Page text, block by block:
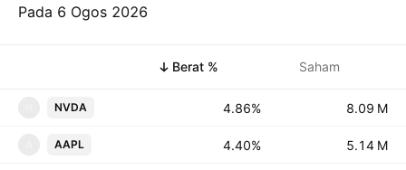
Pada 6 Ogos 2026
Berat % Saham
NVDA 4.86% ‪‪8.09 M‬‬
AAPL 4.40% ‪‪5.14 M‬‬